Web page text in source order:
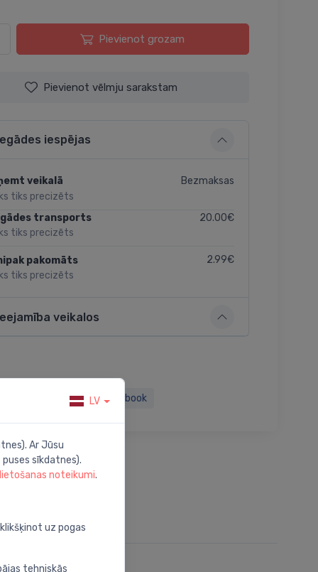
Pievienot grozam
Pievienot vēlmju sarakstam
iespējas
veikalā
tiks precizēts
Bezmaksas
transports
tiks precizēts
20.00€
pakomāts
tiks precizēts
2.99€
veikalos
Facebook
LV
Ar Jūsu
sīkdatnes).
noteikumi.
uz pogas
tehniskās